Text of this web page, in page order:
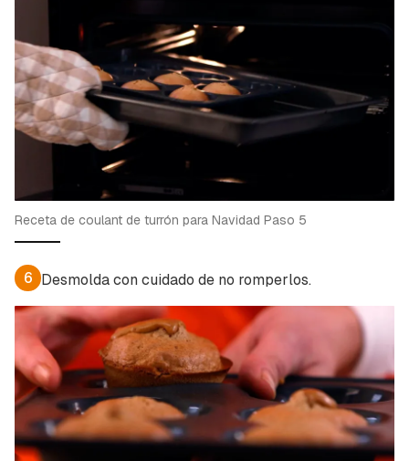
Receta de coulant de turrón para Navidad Paso 5
6 Desmolda con cuidado de no romperlos.